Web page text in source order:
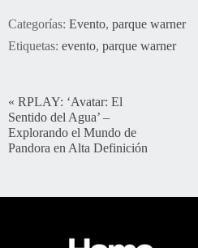
Categorías: Evento, parque warner
Etiquetas: evento, parque warner
« RPLAY: ‘Avatar: El
Sentido del Agua’ –
Explorando el Mundo de
Pandora en Alta Definición